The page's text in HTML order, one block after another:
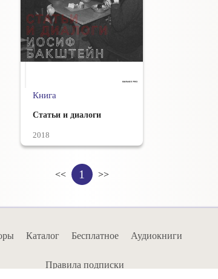
Книга
Статьи и диалоги
2018
<< 1 >>
Каталог Бесплатное Аудиокниги
Правила подписки